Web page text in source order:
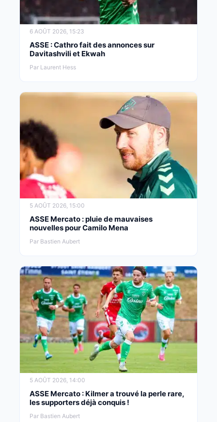
6 AOÛT 2026, 15:23
ASSE : Cathro fait des annonces sur
Davitashvili et Ekwah
Par Laurent Hess
5 AOÛT 2026, 15:00
ASSE Mercato : pluie de mauvaises
nouvelles pour Camilo Mena
Par Bastien Aubert
5 AOÛT 2026, 14:00
ASSE Mercato : Kilmer a trouvé la perle rare,
les supporters déjà conquis !
Par Bastien Aubert